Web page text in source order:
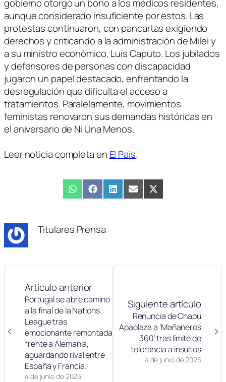
gobierno otorgó un bono a los médicos residentes,
aunque considerado insuficiente por estos. Las
protestas continuaron, con pancartas exigiendo
derechos y criticando a la administración de Milei y
a su ministro económico, Luis Caputo. Los jubilados
y defensores de personas con discapacidad
jugaron un papel destacado, enfrentando la
desregulación que dificulta el acceso a
tratamientos. Paralelamente, movimientos
feministas renovaron sus demandas históricas en
el aniversario de Ni Una Menos.
Leer noticia completa en El Pais.
Compartir
en
WhatsAppCompartir
en
FacebookCompartir
en
LinkedInCompartir
en
EmailCompartir
en
X
(Twitter)
Titulares Prensa
Artículo anterior
4 de junio de 2025
Portugal se abre camino
a la final de la Nations
League tras
emocionante remontada
frente a Alemania,
aguardando rival entre
España y Francia.
Siguiente artículo
4 de junio de 2025
Renuncia de Chapu
Apaolaza a ‘Mañaneros
360’ tras límite de
tolerancia a insultos